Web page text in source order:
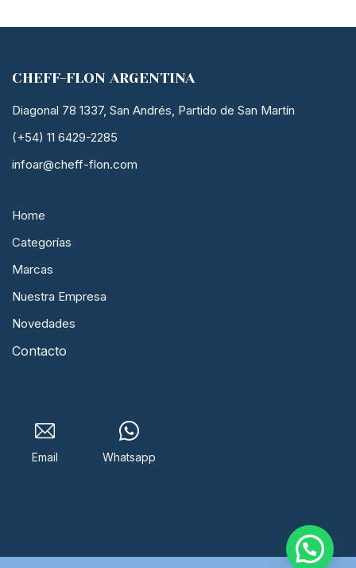
CHEFF-FLON ARGENTINA
Diagonal 78 1337, San Andrés, Partido de San Martín
(+54) 11 6429-2285
infoar@cheff-flon.com
Home
Categorías
Marcas
Nuestra Empresa
Novedades
Contacto
Email Whatsapp